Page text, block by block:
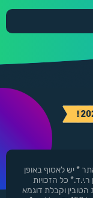
באתר * יש לאסוף באופן
כל הזכויות
וקבלת דוגמא